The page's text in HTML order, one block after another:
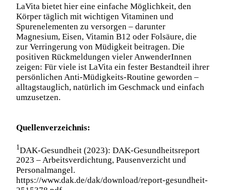
LaVita bietet hier eine einfache Möglichkeit, den
Körper täglich mit wichtigen Vitaminen und
Spurenelementen zu versorgen – darunter
Magnesium, Eisen, Vitamin B12 oder Folsäure, die
zur Verringerung von Müdigkeit beitragen. Die
positiven Rückmeldungen vieler AnwenderInnen
zeigen: Für viele ist LaVita ein fester Bestandteil ihrer
persönlichen Anti-Müdigkeits-Routine geworden –
alltagstauglich, natürlich im Geschmack und einfach
umzusetzen.
Quellenverzeichnis:
1DAK-Gesundheit (2023): DAK-Gesundheitsreport
2023 – Arbeitsverdichtung, Pausenverzicht und
Personalmangel.
https://www.dak.de/dak/download/report-gesundheit-